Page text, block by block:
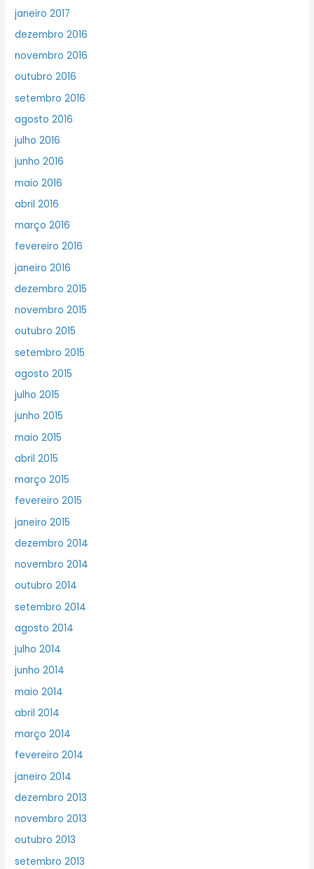
janeiro 2017
dezembro 2016
novembro 2016
outubro 2016
setembro 2016
agosto 2016
julho 2016
junho 2016
maio 2016
abril 2016
março 2016
fevereiro 2016
janeiro 2016
dezembro 2015
novembro 2015
outubro 2015
setembro 2015
agosto 2015
julho 2015
junho 2015
maio 2015
abril 2015
março 2015
fevereiro 2015
janeiro 2015
dezembro 2014
novembro 2014
outubro 2014
setembro 2014
agosto 2014
julho 2014
junho 2014
maio 2014
abril 2014
março 2014
fevereiro 2014
janeiro 2014
dezembro 2013
novembro 2013
outubro 2013
setembro 2013